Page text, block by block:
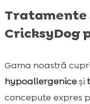
Tratamente
CricksyDog
Gama noastră
hypoallergeniceși
concepute expres